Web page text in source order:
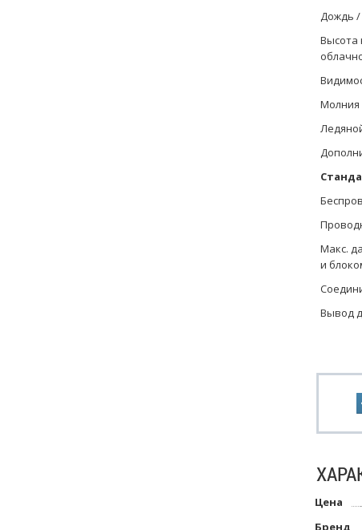
Дождь /
Высота
Молния
Макс.
и
Вывод
Цена
Бренд